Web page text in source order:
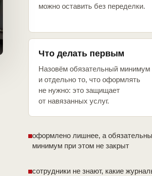
можно оставить без переделки.
Что делать первым
Назовём обязательный минимум
и отдельно то, что оформлять
не нужно: это защищает
от навязанных услуг.
оформлено лишнее, а
минимум при этом не закрыт
сотрудники не знают, какие